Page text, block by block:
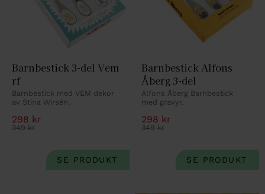
Barnbestick 3-del Vem
rf
Barnbestick med VEM dekor
av Stina Wirsén.
298 kr
349kr
Barnbestick Alfons
Åberg 3-del
Alfons Åberg Barnbestick
med gravyr.
298 kr
349kr